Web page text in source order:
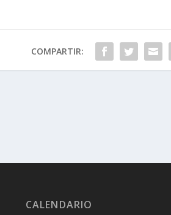
COMPARTIR:
CALENDARIO